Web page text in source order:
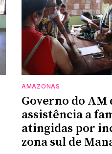
AMAZONAS
Governo do AM
assistência a
atingidas por
zona sul de